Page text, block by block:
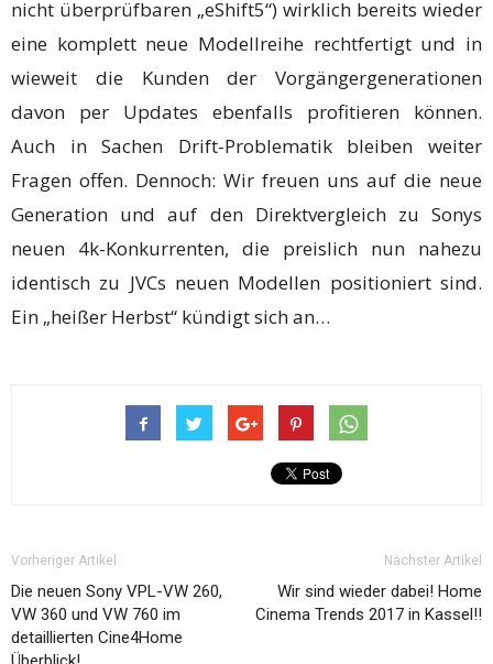
nicht überprüfbaren „eShift5“) wirklich bereits wieder
eine komplett neue Modellreihe rechtfertigt und in
wieweit die Kunden der Vorgängergenerationen
davon per Updates ebenfalls profitieren können.
Auch in Sachen Drift-Problematik bleiben weiter
Fragen offen. Dennoch: Wir freuen uns auf die neue
Generation und auf den Direktvergleich zu Sonys
neuen 4k-Konkurrenten, die preislich nun nahezu
identisch zu JVCs neuen Modellen positioniert sind.
Ein „heißer Herbst“ kündigt sich an…
Vorheriger Artikel
Die neuen Sony VPL-VW 260,
VW 360 und VW 760 im
detaillierten Cine4Home
Nächster Artikel
Wir sind wieder dabei! Home
Cinema Trends 2017 in Kassel!!